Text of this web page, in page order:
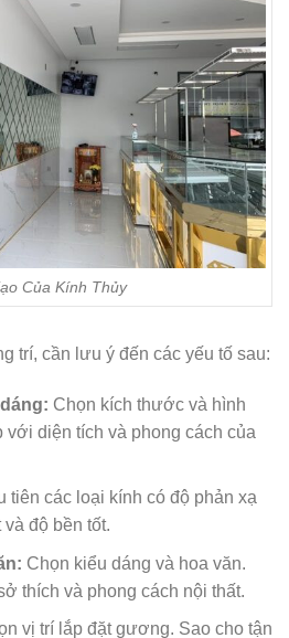
Của Kính Thủy
trí, cần lưu ý đến các yếu tố sau:
Chọn kích thước và hình
diện tích và phong cách của
tiên các loại kính có độ phản xạ
độ bền tốt.
Chọn kiểu dáng và hoa văn.
thích và phong cách nội thất.
vị trí lắp đặt gương. Sao cho tận